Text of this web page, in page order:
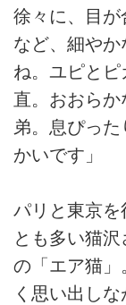
徐々に、目
など、細や
ね。ユピと
直。おおら
弟。息ぴっ
かいです」
パリと東京を
とも多い猫
の「エア猫」
く思い出し